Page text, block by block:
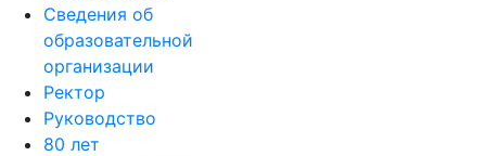
Сведения об
образовательной
организации
Ректор
Руководство
80 лет